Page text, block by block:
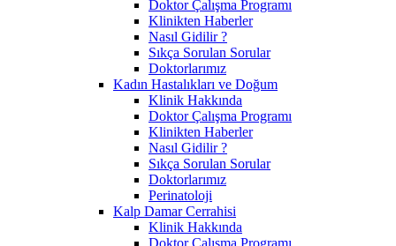
Doktor Çalışma Programı
Klinikten Haberler
Nasıl Gidilir ?
Sıkça Sorulan Sorular
Doktorlarımız
Kadın Hastalıkları ve Doğum
Klinik Hakkında
Doktor Çalışma Programı
Klinikten Haberler
Nasıl Gidilir ?
Sıkça Sorulan Sorular
Doktorlarımız
Perinatoloji
Kalp Damar Cerrahisi
Klinik Hakkında
Doktor Çalışma Programı